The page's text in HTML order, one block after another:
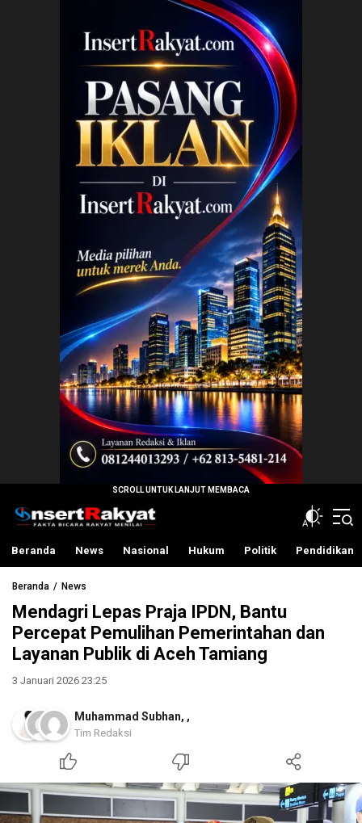
InsertRakyat.com
Fakta Bicara Rakyat Menilai
Beranda News Nasional Hukum Politik Pendidikan
Beranda News
Mendagri Lepas Praja IPDN, Bantu
Percepat Pemulihan Pemerintahan dan
Layanan Publik di Aceh Tamiang
3 Januari 2026 23:25
Muhammad Subhan, ,
Tim Redaksi